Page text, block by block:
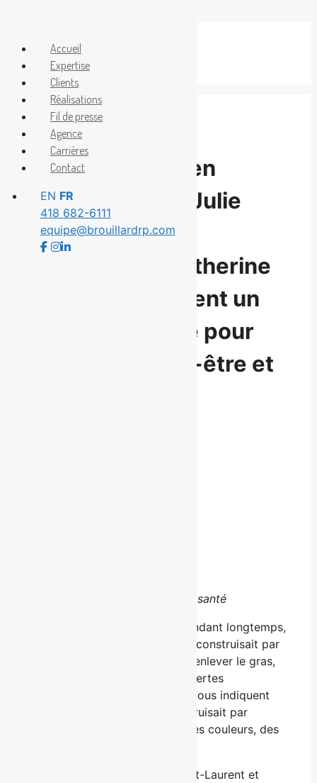
contenu
Menu
La chercheuse en
nutrition Anne-Julie
Tessier et la
comédienne Catherine
St-Laurent signent un
livre magnifique pour
réconcilier bien-être et
Science, saveurs et santé
Pendant longtemps,
nous avons cru que la santé se construisait par
soustraction : enlever le sucre, enlever le gras,
enlever le plaisir. Or, les découvertes
scientifiques les plus récentes nous indiquent
l’inverse. Et si la santé se construisait par
addition ? Ajouter des fibres, des couleurs, des
Dans Mange ta vie, Catherine St-Laurent et
Accueil
Expertise
Clients
Réalisations
Fil de presse
Agence
Carrières
Contact
EN FR
418 682-6111
equipe@brouillardrp.com